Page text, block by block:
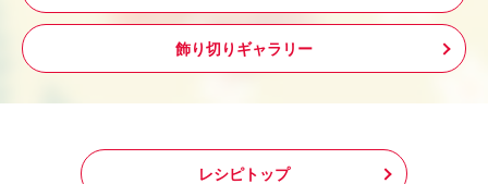
飾り切りギャラリー
レシピトップ